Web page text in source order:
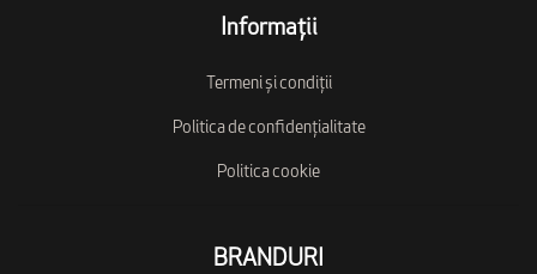
Informații
Termeni și condiții
Politica de confidențialitate
Politica cookie
BRANDURI